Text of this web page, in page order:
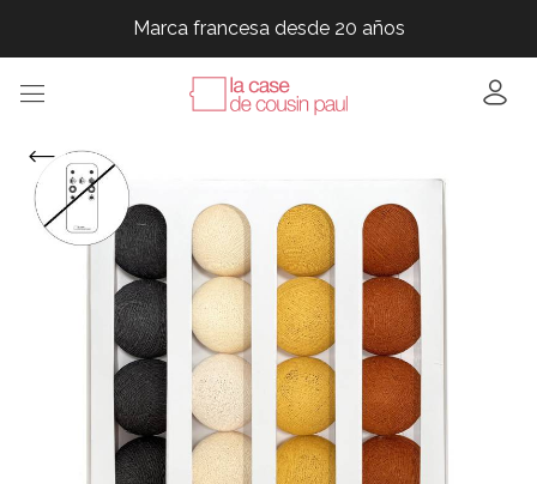
Marca francesa desde 20 años
Marca francesa desde 20 años
Marca francesa desde 20 años